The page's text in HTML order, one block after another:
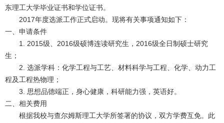
东理工大学毕业证书和学位证书。
2017年度选派工作正式启动。现将有关事项通知如下：
一、申请条件
1. 2015级、2016级硕博连读研究生，2016级全日制硕士研究
生；
2. 选派学科：化学工程与工艺、材料科学与工程、化学、动力工
程及工程热物理；
3. 思想品德端正，身心健康，科研能力强，英语好。
二、相关费用
根据我校与查尔姆斯理工大学所签署的协议，双方学费互免。此